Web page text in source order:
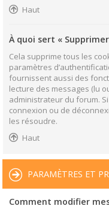
Haut
À quoi sert «
Cela supprime tous les
paramètres
fournissent aussi des
lecture des messages (lu
administrateur du forum.
connexion ou de
les résoudre.
Haut
PARAMÈTRES ET
Comment modifier